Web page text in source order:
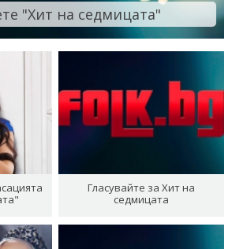
"Хит на седмицата"
Гласувайте за Хит на
седмицата